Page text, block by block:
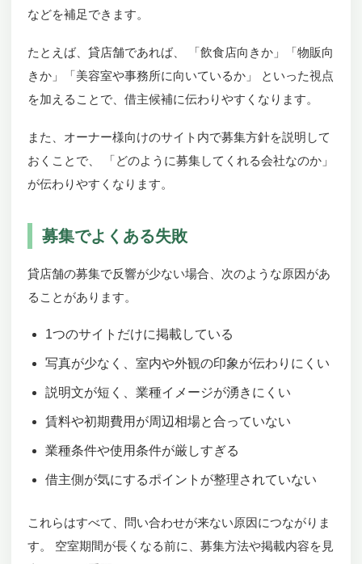
などを補足できます。
たとえば、貸店舗であれば、 「飲食店向きか」「物販向
きか」「美容室や事務所に向いているか」 といった視点
を加えることで、借主候補に伝わりやすくなります。
また、オーナー様向けのサイト内で募集方針を説明して
おくことで、 「どのように募集してくれる会社なのか」
が伝わりやすくなります。
募集でよくある失敗
貸店舗の募集で反響が少ない場合、次のような原因があ
ることがあります。
1つのサイトだけに掲載している
写真が少なく、室内や外観の印象が伝わりにくい
説明文が短く、業種イメージが湧きにくい
賃料や初期費用が周辺相場と合っていない
業種条件や使用条件が厳しすぎる
借主側が気にするポイントが整理されていない
これらはすべて、問い合わせが来ない原因につながりま
す。 空室期間が長くなる前に、募集方法や掲載内容を見